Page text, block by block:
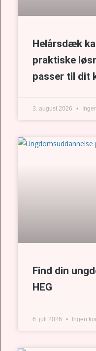
Helårsdæk
praktiske
passer til dit
3. august 2026
Find din
HEG
6. juli 2026 Ingen